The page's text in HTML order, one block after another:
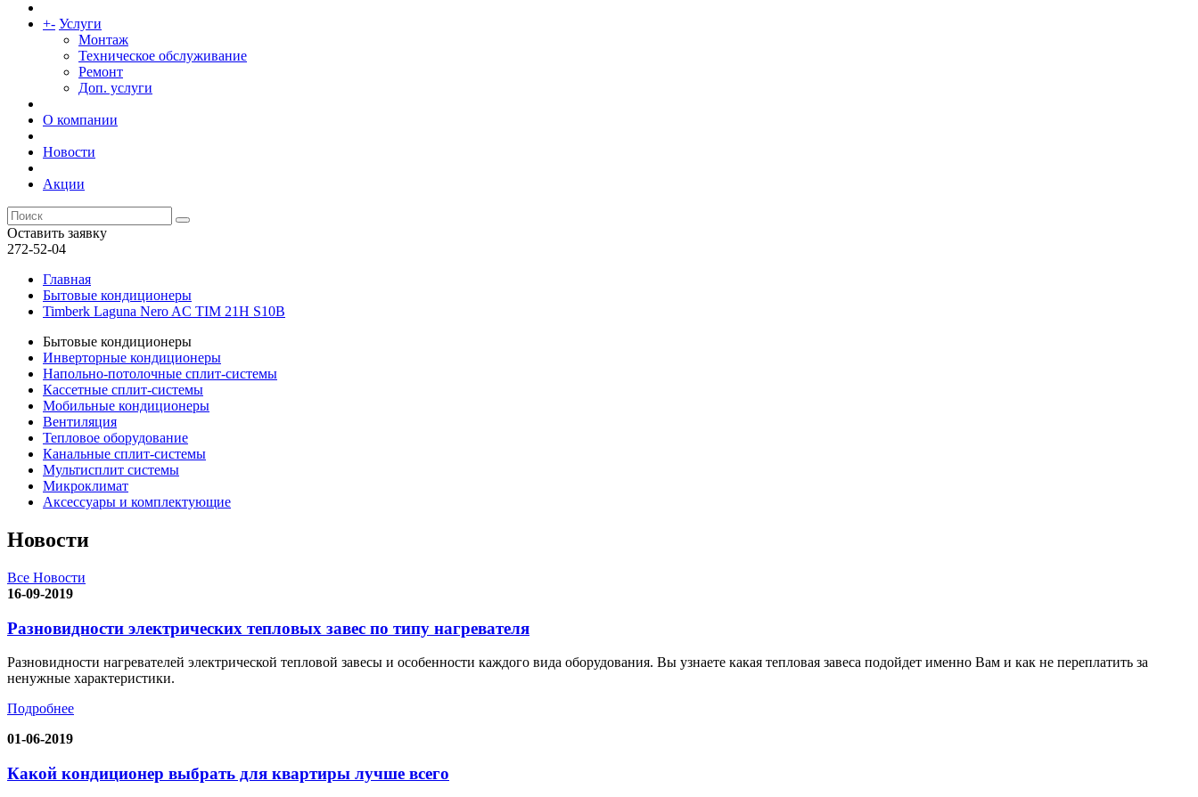
+- Услуги
Монтаж
Техническое обслуживание
Ремонт
Доп. услуги
О компании
Новости
Акции
Оставить заявку
272-52-04
Главная
Бытовые кондиционеры
Timberk Laguna Nero AC TIM 21H S10B
Бытовые кондиционеры
Инверторные кондиционеры
Напольно-потолочные сплит-системы
Кассетные сплит-системы
Мобильные кондиционеры
Вентиляция
Тепловое оборудование
Канальные сплит-системы
Мультисплит системы
Микроклимат
Аксессуары и комплектующие
Новости
Все Новости
16-09-2019
Разновидности электрических тепловых завес по типу нагревателя
Разновидности нагревателей электрической тепловой завесы и особенности каждого вида оборудования. Вы узнаете какая тепловая завеса подойдет именно Вам и как не переплатить за
ненужные характеристики.
Подробнее
01-06-2019
Какой кондиционер выбрать для квартиры лучше всего